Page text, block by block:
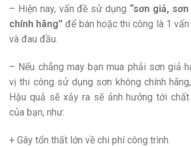
– Hiện nay, vấn đề sử dụng “sơn giả,
chính hãng” để bán hoặc thi công là 1
và đau đầu.
– Nếu chẳng may bạn mua phải sơn giả
vị thi công sử dụng sơn không chính
Hậu quả sẽ xảy ra sẽ ảnh hưởng tới
của bạn, như:
+ Gây tổn thất lớn về chi phí công trình.